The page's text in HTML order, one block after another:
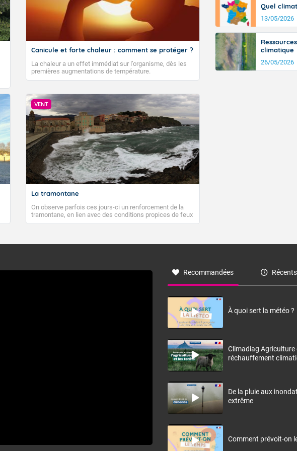
Canicule et forte chaleur : comment se protéger ?
La chaleur a un effet immédiat sur l’organisme, dès les
premières augmentations de température.
VENT
La tramontane
On observe parfois ces jours-ci un renforcement de la
tramontane, en lien avec des conditions propices de feux
de forêt. Mais qu'est-ce que la tramontane ? Quelles sont
à nord-ouest, dans un secteur qui part du Roussillon à la
monts, en allusion aux régions montagneuses d’où
Quel
13/05/2026
climatique
26/05/2026
Recommandées Récents
À quoi sert la météo ?
Climadiag Agriculture
réchauffement
De la pluie aux
extrême
Comment prévoit-on